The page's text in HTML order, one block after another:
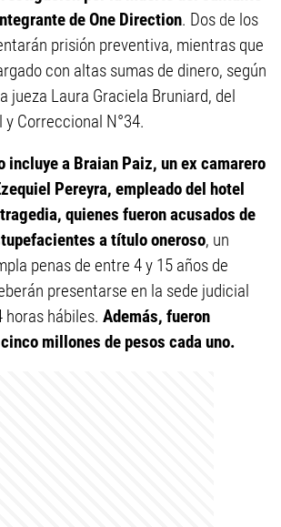
de One Direction. Dos de los
prisión preventiva, mientras que
con altas sumas de dinero, según
jueza Laura Graciela Bruniard, del
Correccional N°34.
incluye a Braian Paiz, un ex camarero
Pereyra, empleado del hotel
quienes fueron acusados de
a título oneroso, un
penas de entre 4 y 15 años de
presentarse en la sede judicial
horas hábiles. Además, fueron
millones de pesos cada uno.